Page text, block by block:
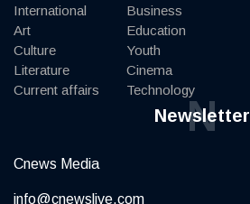
International
Art
Culture
Literature
Current affairs
Business
Education
Youth
Cinema
Technology
Newsletter
N
Cnews Media
info@cnewslive.com